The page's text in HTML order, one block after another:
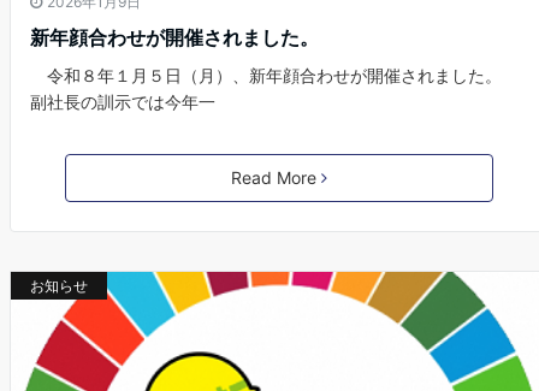
新年顔合わせが開催されました。
令和８年１月５日（月）、新年顔合わせが開催されました。
副社長の訓示では今年一
Read More
お知らせ